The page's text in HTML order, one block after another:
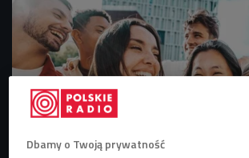
Dbamy o Twoją prywatność